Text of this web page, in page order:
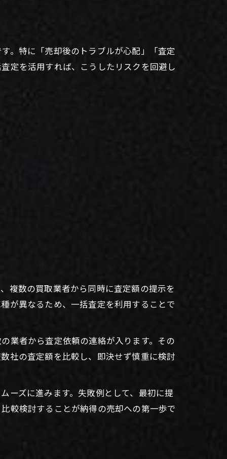
。特に「売却後のトラブルが心配」「査定
定を活用すれば、こうしたリスクを回避し
複数の買取業者から同時に査定額の提示を
が異なるため、一括査定を利用することで
業者から査定依頼の連絡が入ります。その
社の査定額を比較し、即決せず慎重に検討
ーズに進みます。失敗例として、最初に提
較検討することが納得の売却への第一歩で